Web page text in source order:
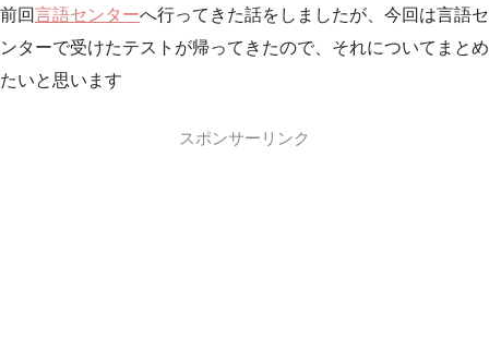
前回言語センターへ行ってきた話をしましたが、今回は言語セ
ンターで受けたテストが帰ってきたので、それについてまとめ
たいと思います
スポンサーリンク